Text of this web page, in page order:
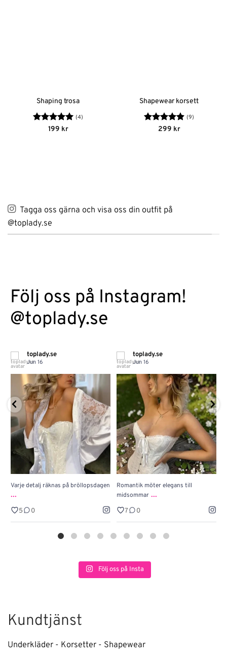
Shaping trosa
Betygsatt5
(4)
199 kr
Shapewear korsett
Betygsatt
(9)
299 kr
Tagga oss gärna och visa oss din outfit på
@toplady.se
Följ oss på Instagram!
@toplady.se
toplady.se
Jun 16
Varje detalj räknas på bröllopsdagen
...
5 0
toplady.se
Jun 16
Romantik möter elegans till
midsommar ...
7 0
Följ oss på Insta
Kundtjänst
Underkläder - Korsetter - Shapewear